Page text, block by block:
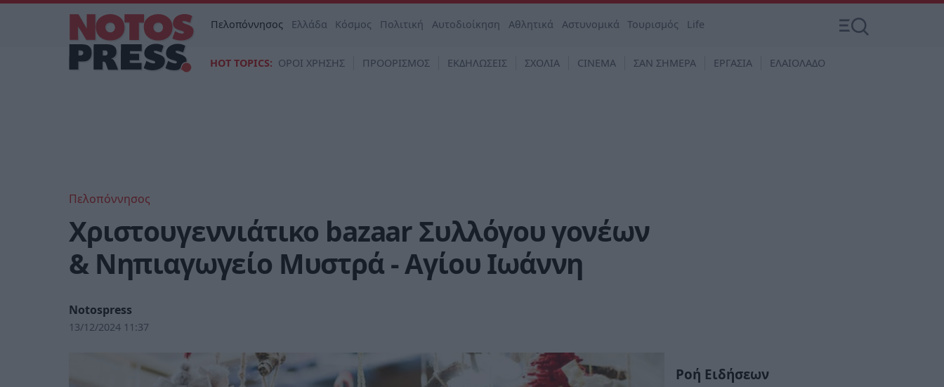
Πελοπόννησος Ελλάδα Κόσμος Πολιτική Αυτοδιοίκηση Αθλητικά Αστυνομικά Τουρισμός Life
HOT TOPICS: ΟΡΟΙ ΧΡΗΣΗΣ ΠΡΟΟΡΙΣΜΟΣ ΕΚΔΗΛΩΣΕΙΣ ΣΧΟΛΙΑ CINEMA ΣΑΝ ΣΗΜΕΡΑ ΕΡΓΑΣΙΑ ΕΛΑΙΟΛΑΔΟ
Πελοπόννησος
Χριστουγεννιάτικο bazaar Συλλόγου γονέων
& Νηπιαγωγείο Μυστρά - Αγίου Ιωάννη
Notospress
13/12/2024 11:37
Ροή Ειδήσεων